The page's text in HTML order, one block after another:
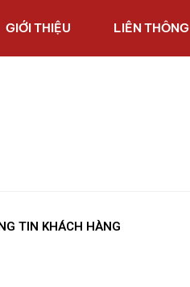
GIỚI THIỆU LIÊN THÔNG
TIN KHÁCH HÀNG